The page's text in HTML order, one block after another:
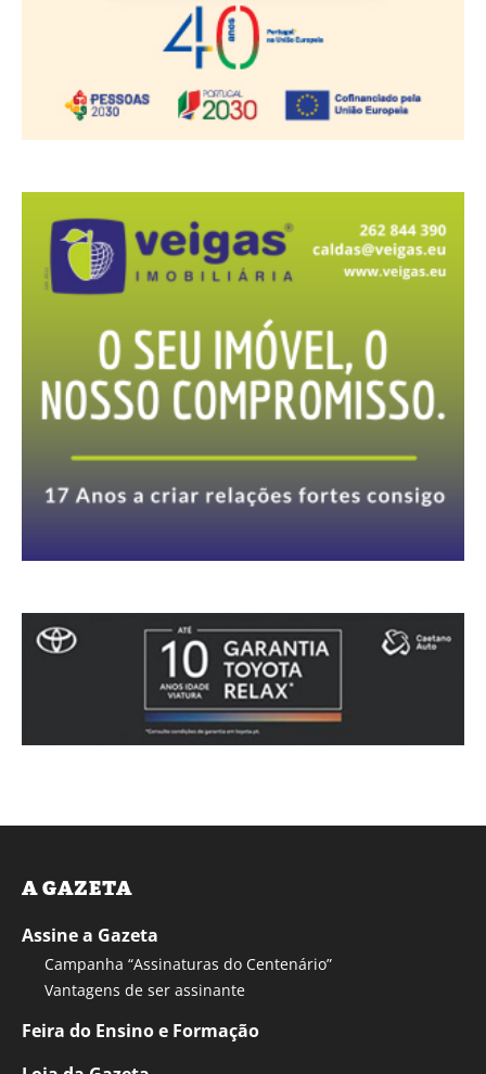
A GAZETA
Assine a Gazeta
Campanha “Assinaturas do Centenário”
Vantagens de ser assinante
Feira do Ensino e Formação